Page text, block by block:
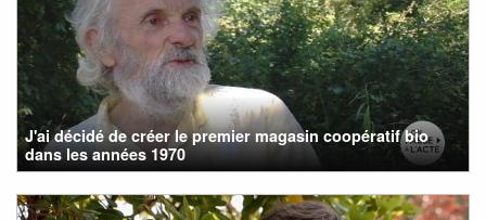
J'ai décidé de créer le premier magasin coopératif bio
dans les années 1970